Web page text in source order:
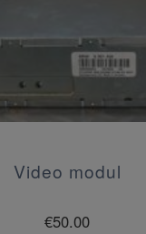
Video modul
€50.00